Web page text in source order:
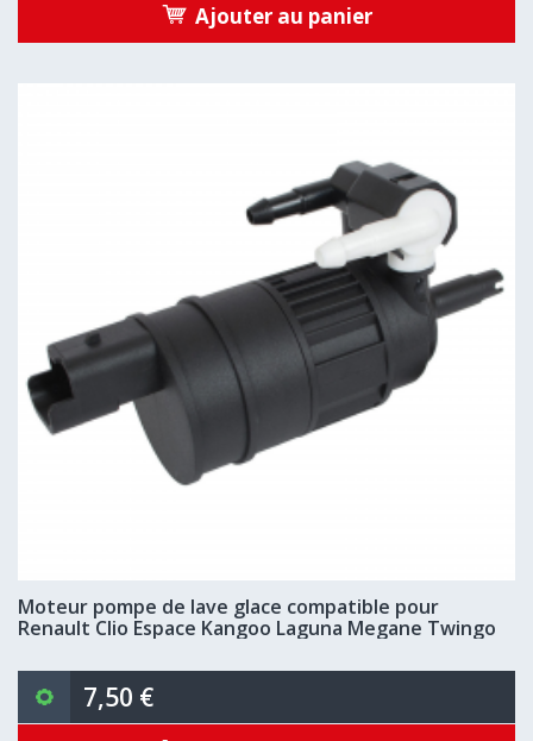
Ajouter au panier
Moteur pompe de lave glace compatible pour
Renault Clio Espace Kangoo Laguna Megane Twingo
7,50 €